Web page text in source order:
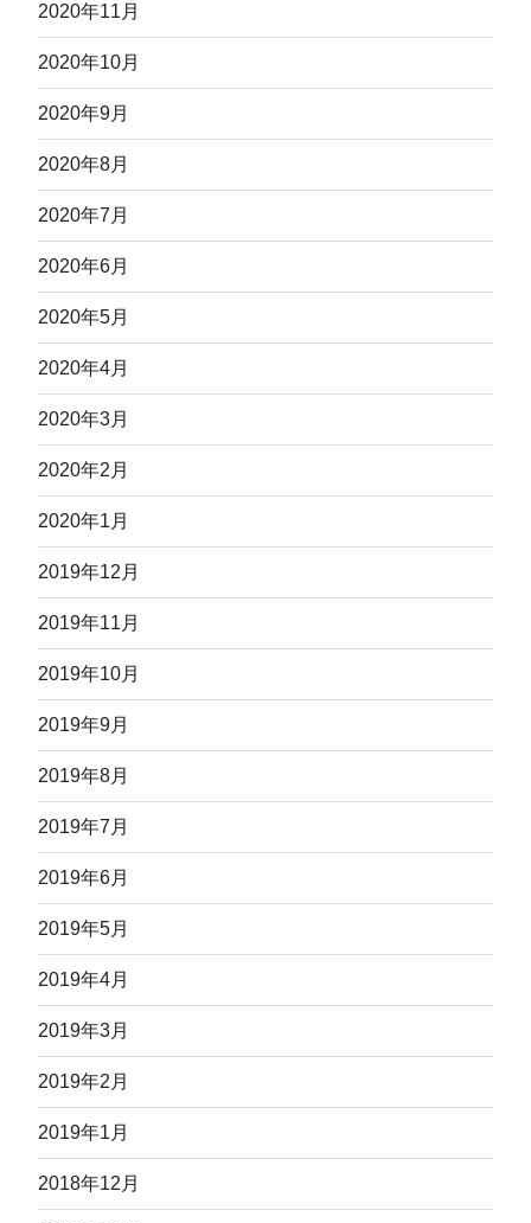
2020年11月
2020年10月
2020年9月
2020年8月
2020年7月
2020年6月
2020年5月
2020年4月
2020年3月
2020年2月
2020年1月
2019年12月
2019年11月
2019年10月
2019年9月
2019年8月
2019年7月
2019年6月
2019年5月
2019年4月
2019年3月
2019年2月
2019年1月
2018年12月